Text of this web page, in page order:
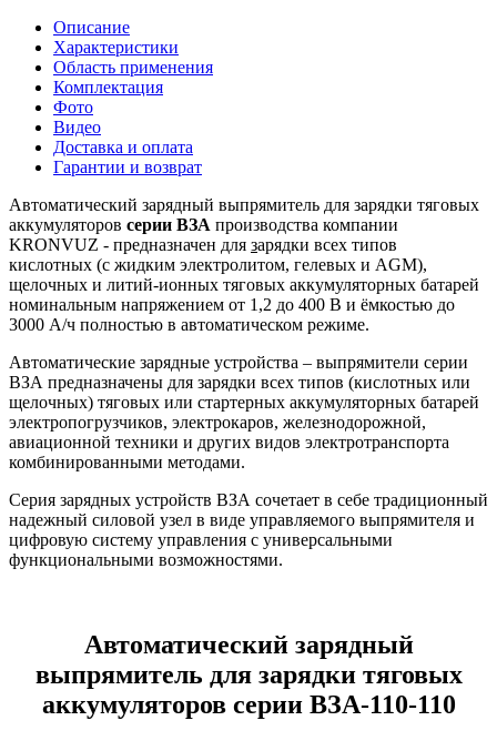
Описание
Характеристики
Область применения
Комплектация
Фото
Видео
Доставка и оплата
Гарантии и возврат
Автоматический зарядный выпрямитель для зарядки тяговых
аккумуляторов серии ВЗА производства компании
KRONVUZ - предназначен для зарядки всех типов
кислотных (с жидким электролитом, гелевых и AGM),
щелочных и литий-ионных тяговых аккумуляторных батарей
номинальным напряжением от 1,2 до 400 В и ёмкостью до
3000 А/ч полностью в автоматическом режиме.
Автоматические зарядные устройства – выпрямители серии
ВЗА предназначены для зарядки всех типов (кислотных или
щелочных) тяговых или стартерных аккумуляторных батарей
электропогрузчиков, электрокаров, железнодорожной,
авиационной техники и других видов электротранспорта
комбинированными методами.
Серия зарядных устройств ВЗА сочетает в себе традиционный
надежный силовой узел в виде управляемого выпрямителя и
цифровую систему управления с универсальными
функциональными возможностями.
Автоматический зарядный
выпрямитель для зарядки тяговых
аккумуляторов серии ВЗА-110-110